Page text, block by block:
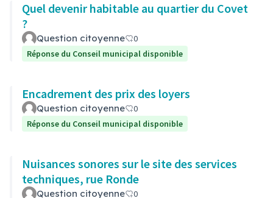
Quel devenir habitable au quartier du Covet
?
Question citoyenne
0
Réponse du Conseil municipal disponible
Encadrement des prix des loyers
Question citoyenne
0
Réponse du Conseil municipal disponible
Nuisances sonores sur le site des services
techniques, rue Ronde
Question citoyenne
0